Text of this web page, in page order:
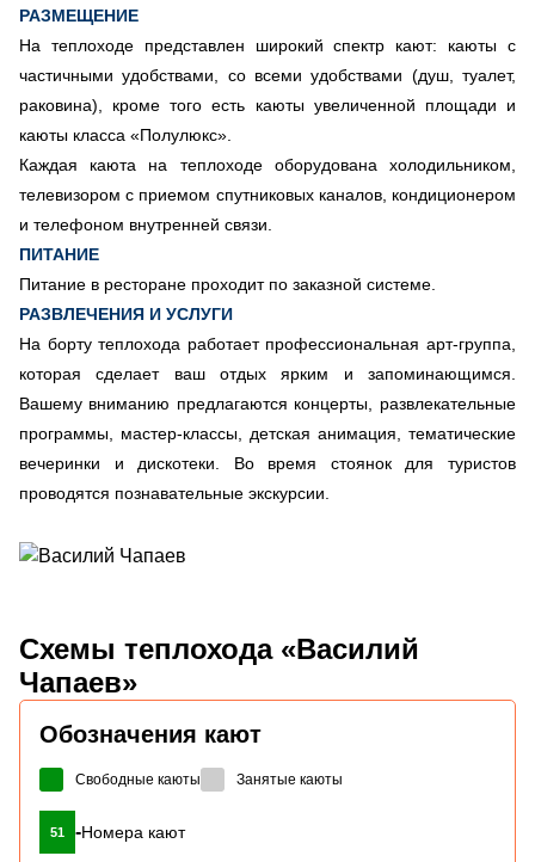
РАЗМЕЩЕНИЕ
На теплоходе представлен широкий спектр кают: каюты с
частичными удобствами, со всеми удобствами (душ, туалет,
раковина), кроме того есть каюты увеличенной площади и
каюты класса «Полулюкс».
Каждая каюта на теплоходе оборудована холодильником,
телевизором с приемом спутниковых каналов, кондиционером
и телефоном внутренней связи.
ПИТАНИЕ
Питание в ресторане проходит по заказной системе.
РАЗВЛЕЧЕНИЯ И УСЛУГИ
На борту теплохода работает профессиональная арт-группа,
которая сделает ваш отдых ярким и запоминающимся.
Вашему вниманию предлагаются концерты, развлекательные
программы, мастер-классы, детская анимация, тематические
вечеринки и дискотеки. Во время стоянок для туристов
проводятся познавательные экскурсии.
Схемы теплохода «Василий
Чапаев»
Обозначения кают
Свободные каюты Занятые каюты
51 -Номера кают